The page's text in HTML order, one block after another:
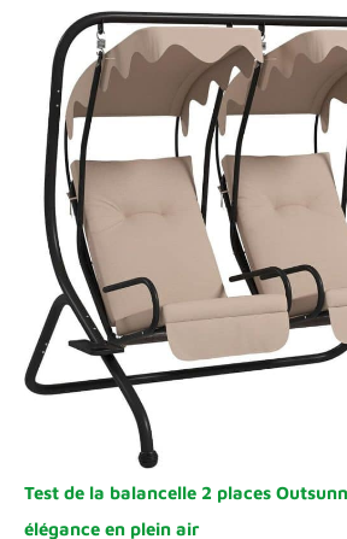
Test de la balancelle 2 places
élégance en plein air